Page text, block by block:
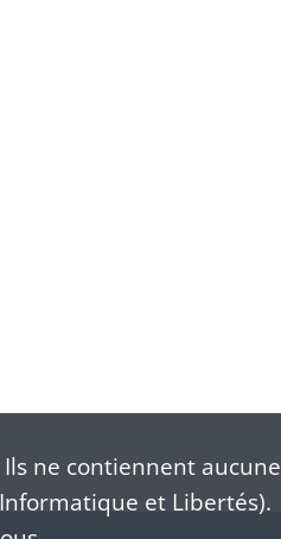
ne contiennent aucune
et Libertés).